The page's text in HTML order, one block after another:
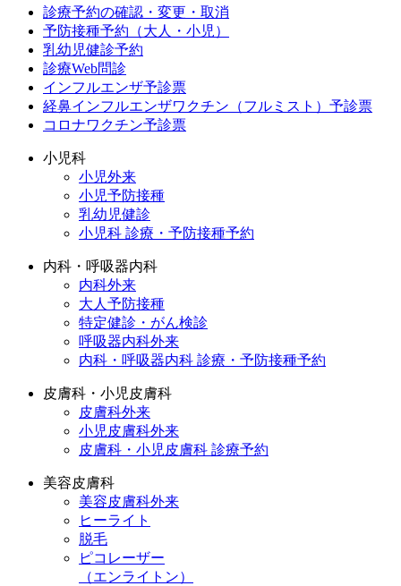
診療予約の確認・変更・取消
予防接種予約（大人・小児）
乳幼児健診予約
診療Web問診
インフルエンザ予診票
経鼻インフルエンザワクチン（フルミスト）予診票
コロナワクチン予診票
小児科
小児外来
小児予防接種
乳幼児健診
小児科 診療・予防接種予約
内科・呼吸器内科
内科外来
大人予防接種
特定健診・がん検診
呼吸器内科外来
内科・呼吸器内科 診療・予防接種予約
皮膚科・小児皮膚科
皮膚科外来
小児皮膚科外来
皮膚科・小児皮膚科 診療予約
美容皮膚科
美容皮膚科外来
ヒーライト
脱毛
ピコレーザー
（エンライトン）